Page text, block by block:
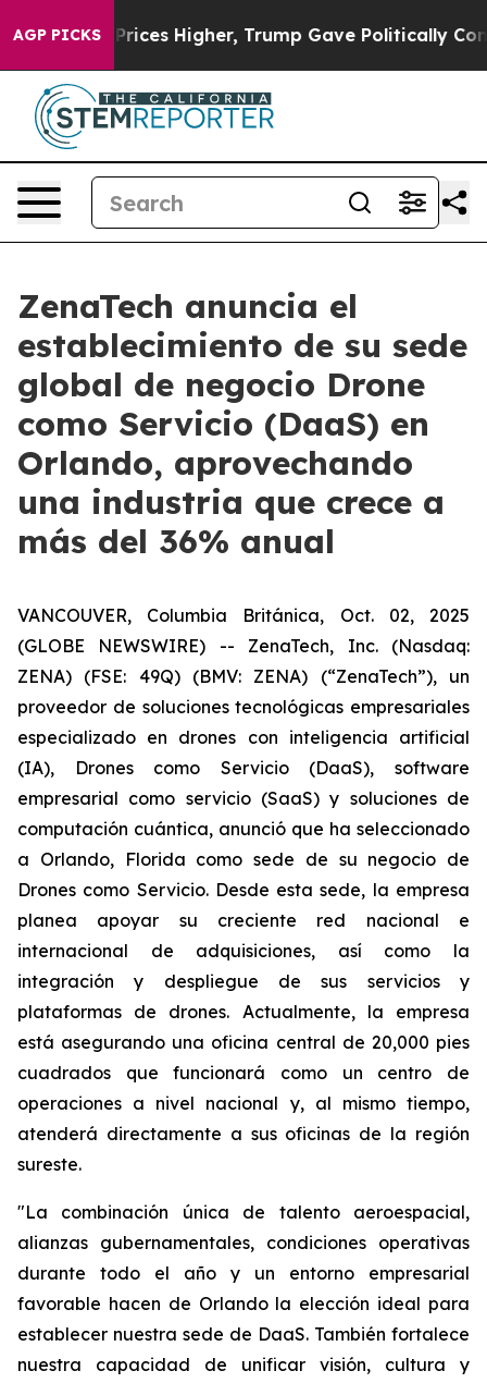
AGP PICKS
oil Prices Higher, Trump Gave Politically
ZenaTech anuncia el
establecimiento de su sede
global de negocio Drone
como Servicio (DaaS) en
Orlando, aprovechando
una industria que crece a
más del 36% anual
VANCOUVER, Columbia Británica, Oct. 02, 2025
(GLOBE NEWSWIRE) -- ZenaTech, Inc. (Nasdaq:
ZENA) (FSE: 49Q) (BMV: ZENA) (“ZenaTech”), un
proveedor de soluciones tecnológicas empresariales
especializado en drones con inteligencia artificial
(IA), Drones como Servicio (DaaS), software
empresarial como servicio (SaaS) y soluciones de
computación cuántica, anunció que ha seleccionado
a Orlando, Florida como sede de su negocio de
Drones como Servicio. Desde esta sede, la empresa
planea apoyar su creciente red nacional e
internacional de adquisiciones, así como la
integración y despliegue de sus servicios y
plataformas de drones. Actualmente, la empresa
está asegurando una oficina central de 20,000 pies
cuadrados que funcionará como un centro de
operaciones a nivel nacional y, al mismo tiempo,
atenderá directamente a sus oficinas de la región
sureste.
"La combinación única de talento aeroespacial,
alianzas gubernamentales, condiciones operativas
durante todo el año y un entorno empresarial
favorable hacen de Orlando la elección ideal para
establecer nuestra sede de DaaS. También fortalece
nuestra capacidad de unificar visión, cultura y